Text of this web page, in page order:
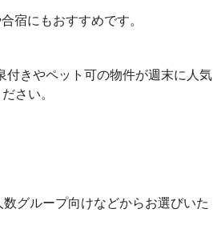
宿にもおすすめです。
きやペット可の物件が週末に人気
さい。
グループ向けなどからお選びいた